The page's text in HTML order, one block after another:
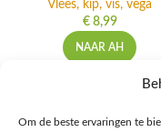
Om de beste ervaringen te
Vlees, kip, vis, vega
€8,99
NAAR AH